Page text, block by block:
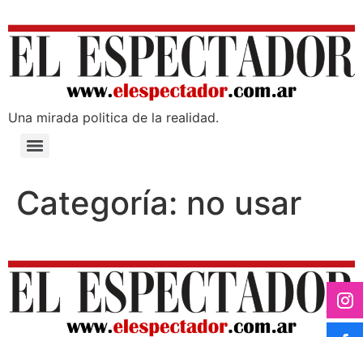
Una mirada poli­tica de la realidad.
Categoría: no usar